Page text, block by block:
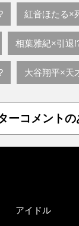
紅音ほたる×
相葉雅紀×引退
大谷翔平×天
ーコメントの
アイドル